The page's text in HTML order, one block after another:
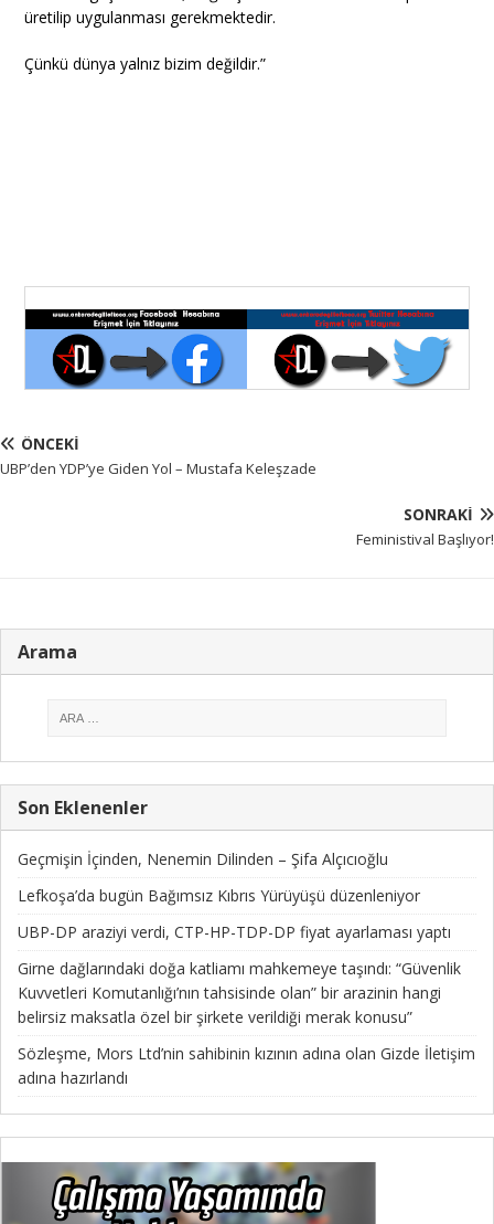
üretilip uygulanması gerekmektedir.
Çünkü dünya yalnız bizim değildir.”
ÖNCEKI
UBP’den YDP’ye Giden Yol – Mustafa Keleşzade
SONRAKI
Feministival Başlıyor!
Arama
Son Eklenenler
Geçmişin İçinden, Nenemin Dilinden – Şifa Alçıcıoğlu
Lefkoşa’da bugün Bağımsız Kıbrıs Yürüyüşü düzenleniyor
UBP-DP araziyi verdi, CTP-HP-TDP-DP fiyat ayarlaması yaptı
Girne dağlarındaki doğa katliamı mahkemeye taşındı: “Güvenlik
Kuvvetleri Komutanlığı’nın tahsisinde olan” bir arazinin hangi
belirsiz maksatla özel bir şirkete verildiği merak konusu”
Sözleşme, Mors Ltd’nin sahibinin kızının adına olan Gizde İletişim
adına hazırlandı